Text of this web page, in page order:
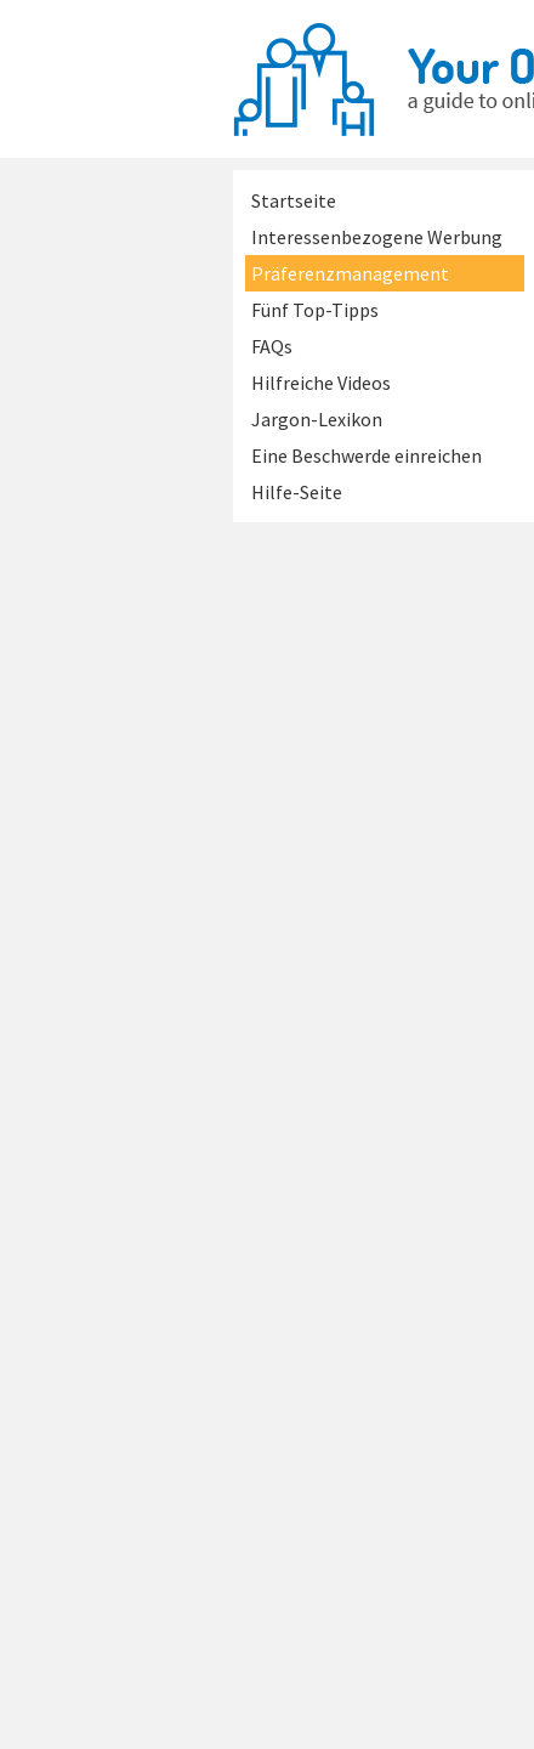
Startseite
Interessenbezogene Werbung
Präferenzmanagement
Fünf Top-Tipps
FAQs
Hilfreiche Videos
Jargon-Lexikon
Eine Beschwerde einreichen
Hilfe-Seite